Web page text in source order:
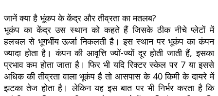
जानें क्या है भूंकप के केंद्र और तीव्रता का मतलब?
भूकंप का केंद्र उस स्थान को कहते हैं जिसके ठीक नीचे प्लेटों में
हलचल से भूगर्भीय ऊर्जा निकलती है। इस स्थान पर भूकंप का कंपन
ज्यादा होता है। कंपन की आवृत्ति ज्यों-ज्यों दूर होती जाती हैं, इसका
प्रभाव कम होता जाता है। फिर भी यदि रिक्टर स्केल पर 7 या इससे
अधिक की तीव्रता वाला भूकंप है तो आसपास के 40 किमी के दायरे में
झटका तेज होता है। लेकिन यह इस बात पर भी निर्भर करता है कि